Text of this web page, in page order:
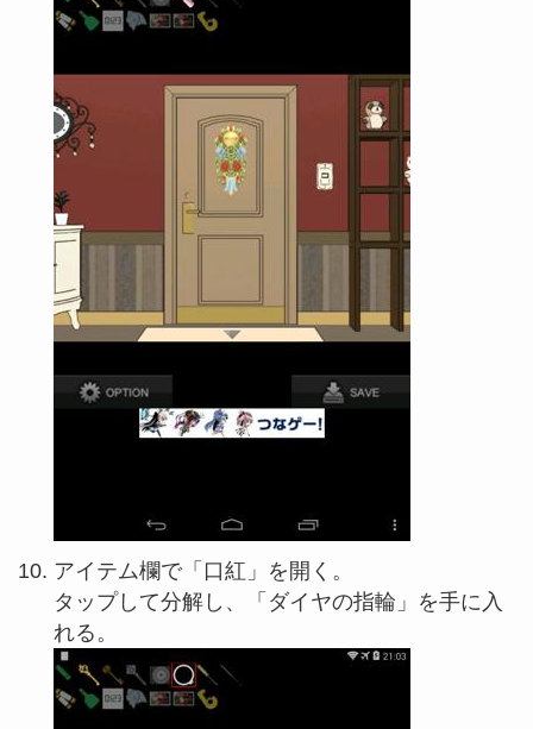
アイテム欄で「口紅」を開く。
タップして分解し、「ダイヤの指輪」を手に入
れる。